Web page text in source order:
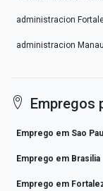
administracion
administracion
Empregos
Emprego em Sao
Emprego em Brasilia
Emprego em